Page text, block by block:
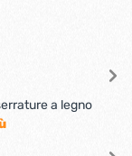
a legno